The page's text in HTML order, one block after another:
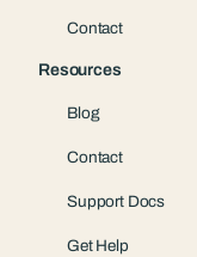
Contact
Resources
Blog
Contact
Support Docs
Get Help